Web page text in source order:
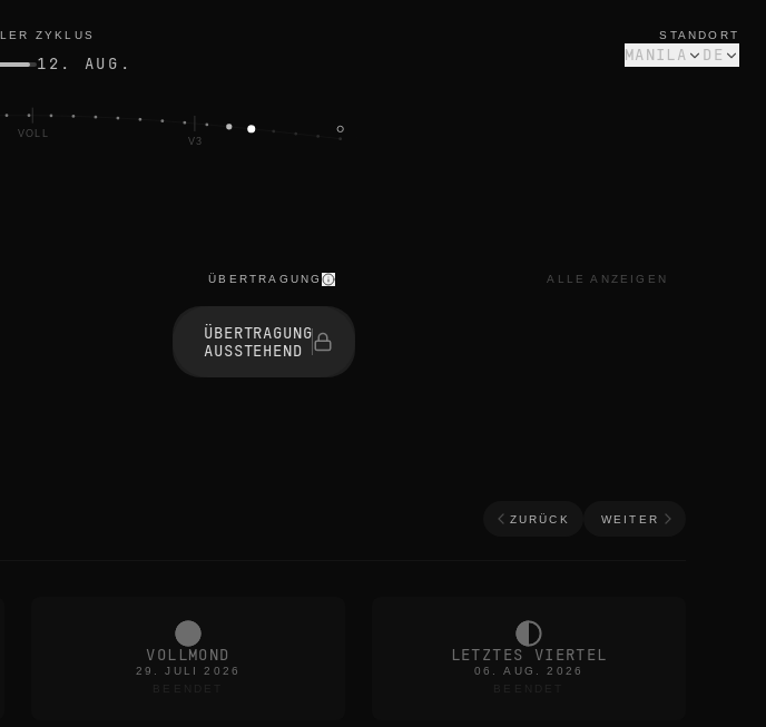
STANDORT
MANILA DE
ZYKLUS
12. AUG.
VOLL
V3
ÜBERTRAGUNG ALLE ANZEIGEN
ÜBERTRAGUNG
AUSSTEHEND
ZURÜCK WEITER
VOLLMOND
29. JULI 2026
LETZTES VIERTEL
06. AUG. 2026